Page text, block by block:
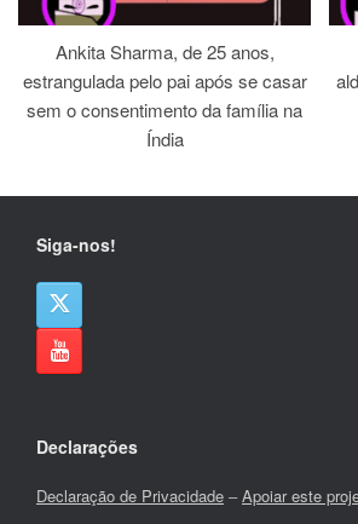
Ankita Sharma, de 25 anos,
estrangulada pelo pai após se casar
sem o consentimento da família na
Índia
Siga-nos!
Declarações
Declaração de Privacidade –Apoiar este